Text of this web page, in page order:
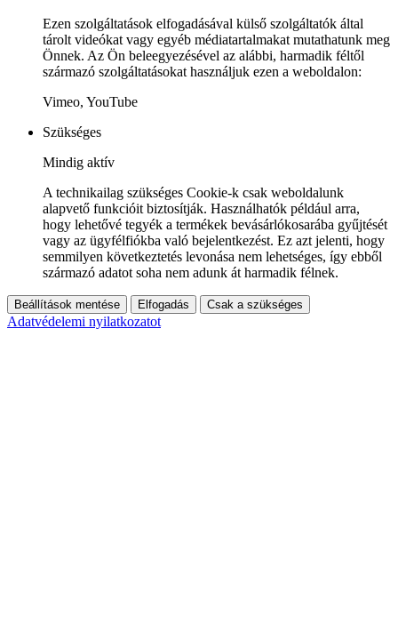
Ezen szolgáltatások elfogadásával külső szolgáltatók által
tárolt videókat vagy egyéb médiatartalmakat mutathatunk meg
Önnek. Az Ön beleegyezésével az alábbi, harmadik féltől
származó szolgáltatásokat használjuk ezen a weboldalon:
Vimeo, YouTube
Szükséges
Mindig aktív
A technikailag szükséges Cookie-k csak weboldalunk
alapvető funkcióit biztosítják. Használhatók például arra,
hogy lehetővé tegyék a termékek bevásárlókosarába gyűjtését
vagy az ügyfélfiókba való bejelentkezést. Ez azt jelenti, hogy
semmilyen következtetés levonása nem lehetséges, így ebből
származó adatot soha nem adunk át harmadik félnek.
Beállítások mentése Elfogadás Csak a szükséges
Adatvédelemi nyilatkozatot